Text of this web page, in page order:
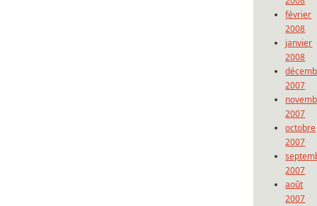
février
2008
janvier
2008
2007
2007
octobre
2007
2007
août
2007